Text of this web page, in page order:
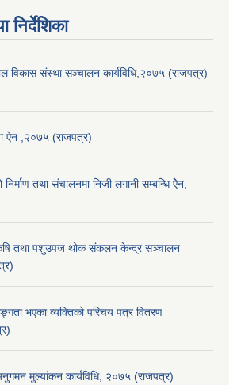
विकास संस्था सञ्चालन कार्यविधि,२०७५ (राजपत्र)
ऐन ,२०७५ (राजपत्र)
निर्माण तथा स‌ंचालनमा निजी लगानी सम्बन्धि ऐेन,
तथा पशुउपज थोक संकलन केन्द्र सञ्चालन
भएका व्यक्तिको परिचय पत्र वितरण
मुल्यांकन कार्यविधि, २०७५ (राजपत्र)